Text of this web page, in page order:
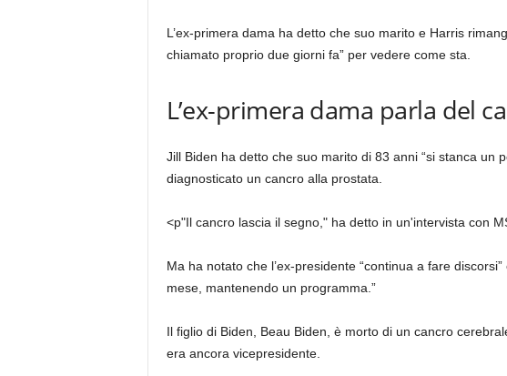
L’ex-primera dama ha detto che suo marito e Harris
chiamato proprio due giorni fa” per vedere come sta.
L’ex-primera dama parla del
Jill Biden ha detto che suo marito di 83 anni “si stanca un
diagnosticato un cancro alla prostata.
<p"Il cancro lascia il segno," ha detto in un'intervista con
Ma ha notato che l’ex-presidente “continua a fare
mese, mantenendo un programma.”
Il figlio di Biden, Beau Biden, è morto di un cancro
era ancora vicepresidente.